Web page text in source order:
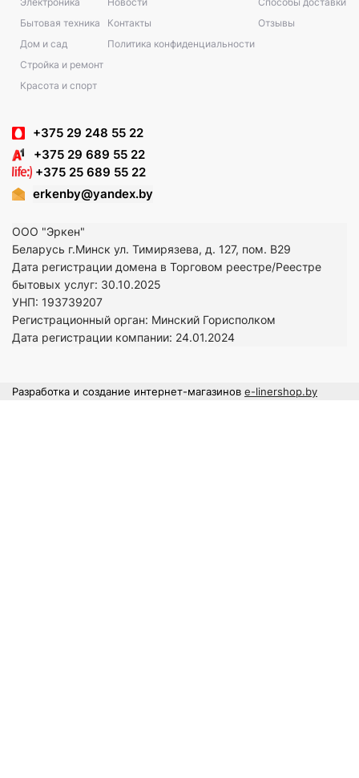
Бытовая техника
Дом и сад
Стройка и ремонт
Красота и спорт
Контакты
Политика конфиденциальности
Отзывы
+375 29 248 55 22
+375 29 689 55 22
+375 25 689 55 22
erkenby@yandex.by
ООО "Эркен"
Беларусь г.Минск ул. Тимирязева, д. 127, пом. В29
Дата регистрации домена в Торговом реестре/Реестре
бытовых услуг: 30.10.2025
УНП: 193739207
Регистрационный орган: Минский Горисполком
Дата регистрации компании: 24.01.2024
Разработка и создание интернет-магазинов e-linershop.by